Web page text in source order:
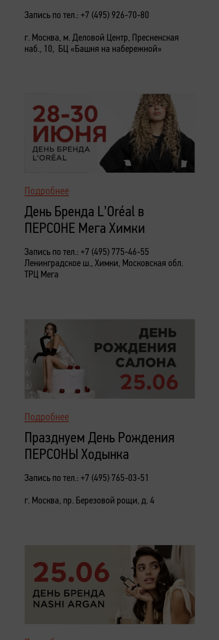
Запись по тел.: +7 (495) 926-70-80
г. Москва, м. Деловой Центр, Пресненская
наб., 10, БЦ «Башня на набережной»
Подробнее
День Бренда L’Oréal в
ПЕРСОНЕ Мега Химки
Запись по тел.: +7 (495) 775-46-55
Ленинградское ш., Химки, Московская обл.
ТРЦ Мега
Подробнее
Празднуем День Рождения
ПЕРСОНЫ Ходынка
Запись по тел.: +7 (495) 765-03-51
г. Москва, пр. Березовой рощи, д. 4